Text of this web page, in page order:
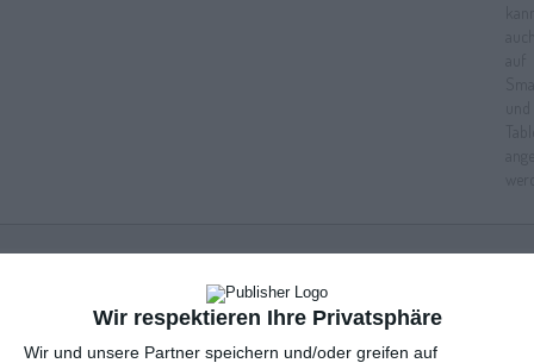
Wir respektieren Ihre Privatsphäre
Wir und unsere Partner speichern und/oder greifen auf
Lebkuchenmännchen zum Nikolaustag